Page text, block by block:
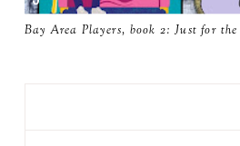
Bay Area Players, book 2: Just for